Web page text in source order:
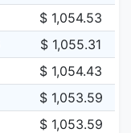
$ 1,054.53
$ 1,055.31
$ 1,054.43
$ 1,053.59
$ 1,053.59